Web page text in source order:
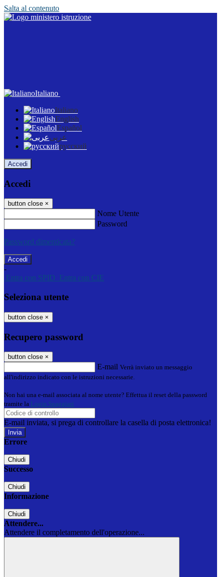
Salta al contenuto
Italiano
Italiano
English
Español
عربى
русский
Accedi
Accedi
button close ×
Nome Utente
Password
Password dimenticata?
-
Entra con SPID Entra con CIE
Seleziona utente
button close ×
Recupero password
button close ×
E-mail Verrà inviato un messaggio
all'indirizzo indicato con le istruzioni necessarie.
Non hai una e-mail associata al nome utente? Effettua il reset della password
tramite la Login Spaggiari
E-mail inviata, si prega di controllare la casella di posta elettronica!
Errore
Chiudi
Successo
Chiudi
Informazione
Chiudi
Attendere...
Attendere il completamento dell'operazione...